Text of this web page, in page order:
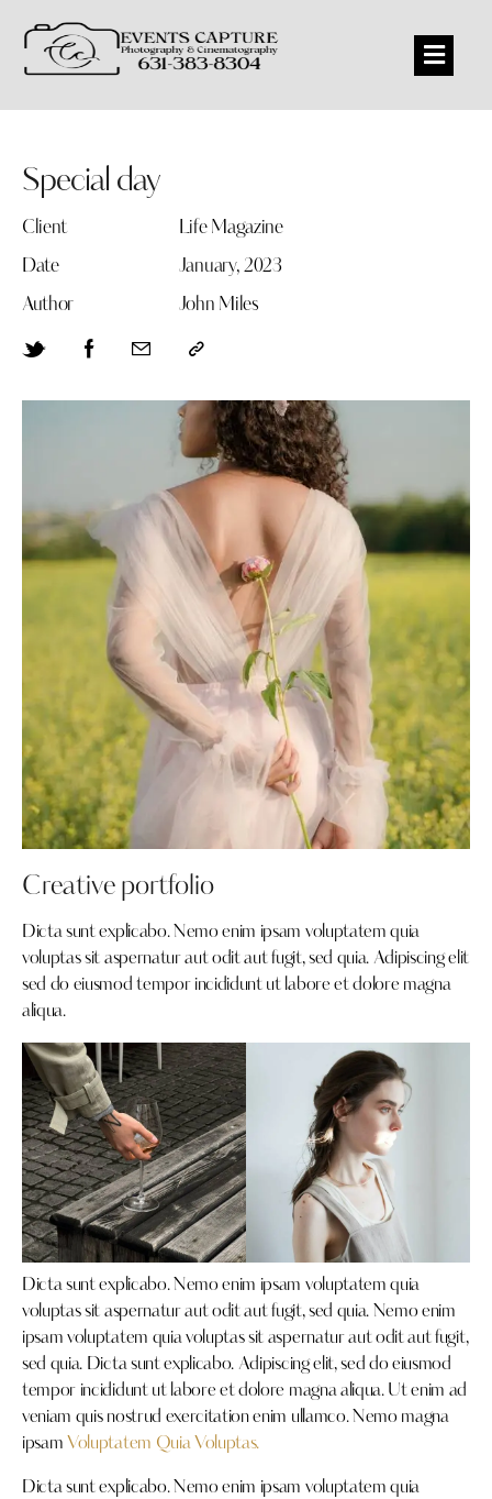
Special day
Client Life Magazine
Date January, 2023
Author John Miles
Creative portfolio
Dicta sunt explicabo. Nemo enim ipsam voluptatem quia
voluptas sit aspernatur aut odit aut fugit, sed quia. Adipiscing elit
sed do eiusmod tempor incididunt ut labore et dolore magna
aliqua.
Dicta sunt explicabo. Nemo enim ipsam voluptatem quia
voluptas sit aspernatur aut odit aut fugit, sed quia. Nemo enim
ipsam voluptatem quia voluptas sit aspernatur aut odit aut fugit,
sed quia. Dicta sunt explicabo. Adipiscing elit, sed do eiusmod
tempor incididunt ut labore et dolore magna aliqua. Ut enim ad
veniam quis nostrud exercitation enim ullamco. Nemo magna
ipsam Voluptatem Quia Voluptas.
Dicta sunt explicabo. Nemo enim ipsam voluptatem quia